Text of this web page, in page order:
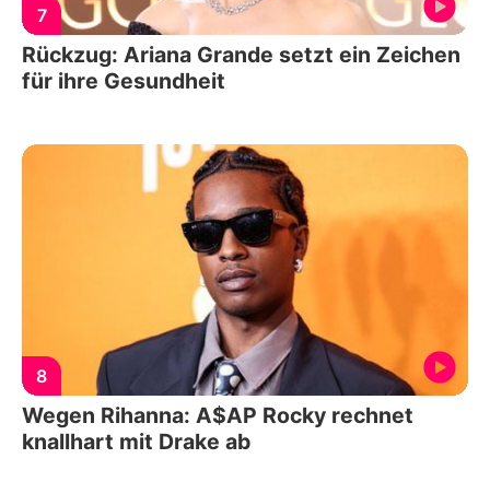
7
Rückzug: Ariana Grande setzt ein Zeichen
für ihre Gesundheit
8
Wegen Rihanna: A$AP Rocky rechnet
knallhart mit Drake ab